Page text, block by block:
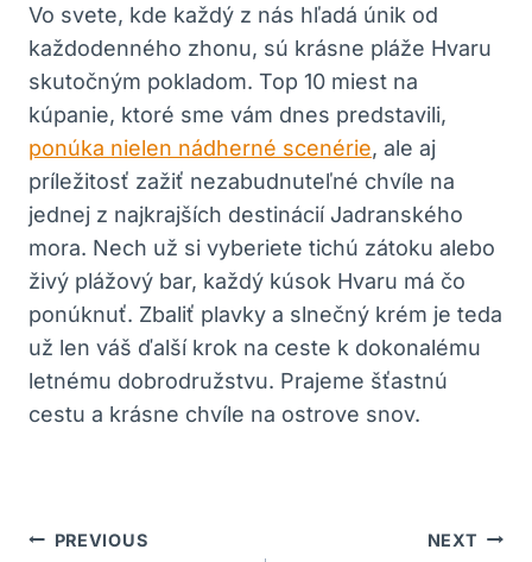
Vo svete, kde každý z nás hľadá únik od
každodenného zhonu, sú krásne pláže Hvaru
skutočným pokladom. Top 10 miest na
kúpanie, ktoré sme vám dnes predstavili,
ponúka nielen nádherné scenérie, ale aj
príležitosť zažiť nezabudnuteľné chvíle na
jednej z najkrajších destinácií Jadranského
mora. Nech už si vyberiete tichú zátoku alebo
živý plážový bar, každý kúsok Hvaru má čo
ponúknuť. Zbaliť plavky a slnečný krém je teda
už len váš ďalší krok na ceste k dokonalému
letnému dobrodružstvu. Prajeme šťastnú
cestu a krásne chvíle na ostrove snov.
Navigácia
PREVIOUS NEXT